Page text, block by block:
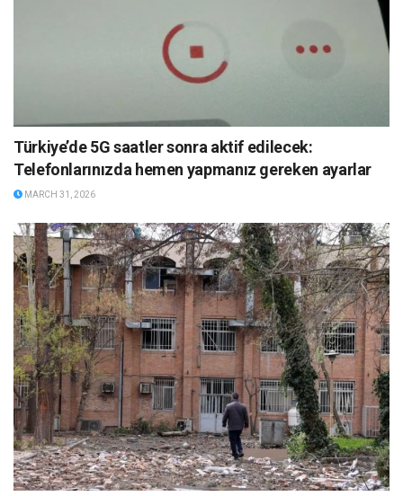
Türkiye’de 5G saatler sonra aktif edilecek:
Telefonlarınızda hemen yapmanız gereken ayarlar
MARCH 31, 2026